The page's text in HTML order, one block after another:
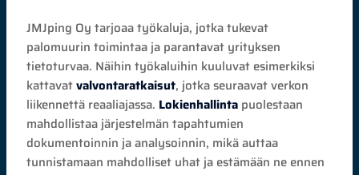
JMJping Oy tarjoaa työkaluja, jotka tukevat
palomuurin toimintaa ja parantavat yrityksen
tietoturvaa. Näihin työkaluihin kuuluvat esimerkiksi
kattavatvalvontaratkaisut, jotka seuraavat verkon
liikennettä reaaliajassa. Lokienhallinta puolestaan
mahdollistaa järjestelmän tapahtumien
dokumentoinnin ja analysoinnin, mikä auttaa
tunnistamaan mahdolliset uhat ja estämään ne ennen